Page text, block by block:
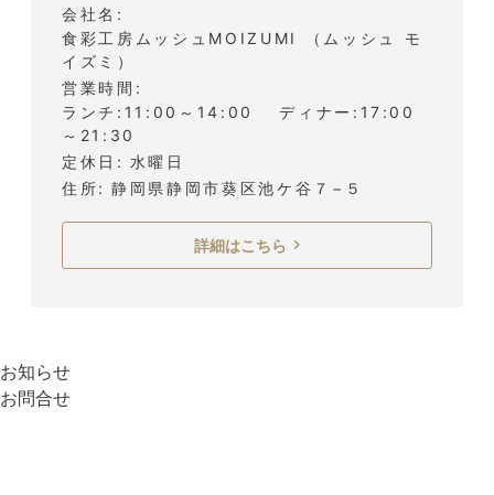
会社名
食彩工房ムッシュMOIZUMI （ムッシュ モ
イズミ）
営業時間
ランチ:11:00～14:00 ディナー:17:00
～21:30
定休日
水曜日
住所
静岡県静岡市葵区池ケ谷７−５
詳細はこちら
お知らせ
お問合せ